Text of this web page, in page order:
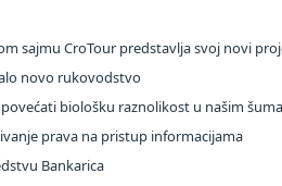
sajmu CroTour predstavlja svoj novi
novo rukovodstvo
biološku raznolikost u našim
prava na pristup informacijama
Bankarica